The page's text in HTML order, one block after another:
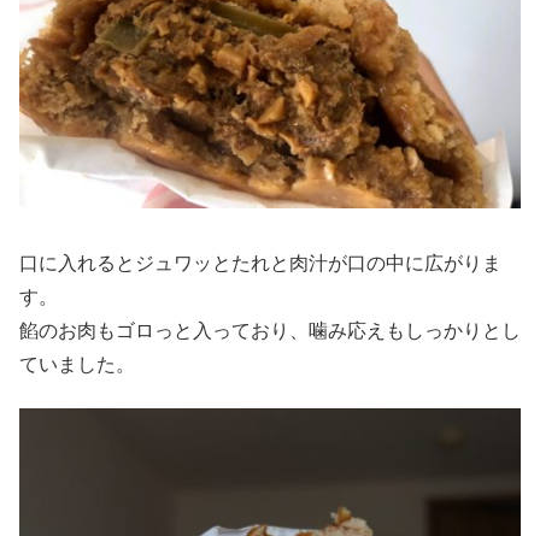
口に入れるとジュワッとたれと肉汁が口の中に広がりま
す。
餡のお肉もゴロっと入っており、噛み応えもしっかりとし
ていました。